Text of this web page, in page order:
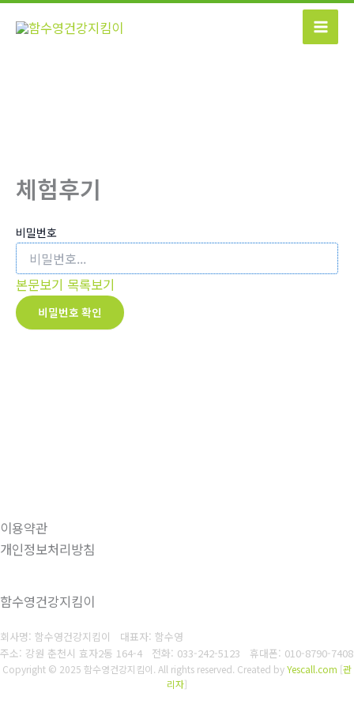
콘
체험후기
비밀번호
본문보기 목록보기
비밀번호 확인
이용약관
개인정보처리방침
함수영건강지킴이
회사명: 함수영건강지킴이 대표자: 함수영
주소: 강원 춘천시 효자2동 164-4 전화: 033-242-5123 휴대폰: 010-8790-7408
Copyright © 2025 함수영건강지킴이. All rights reserved. Created byYescall.com [관
리자]